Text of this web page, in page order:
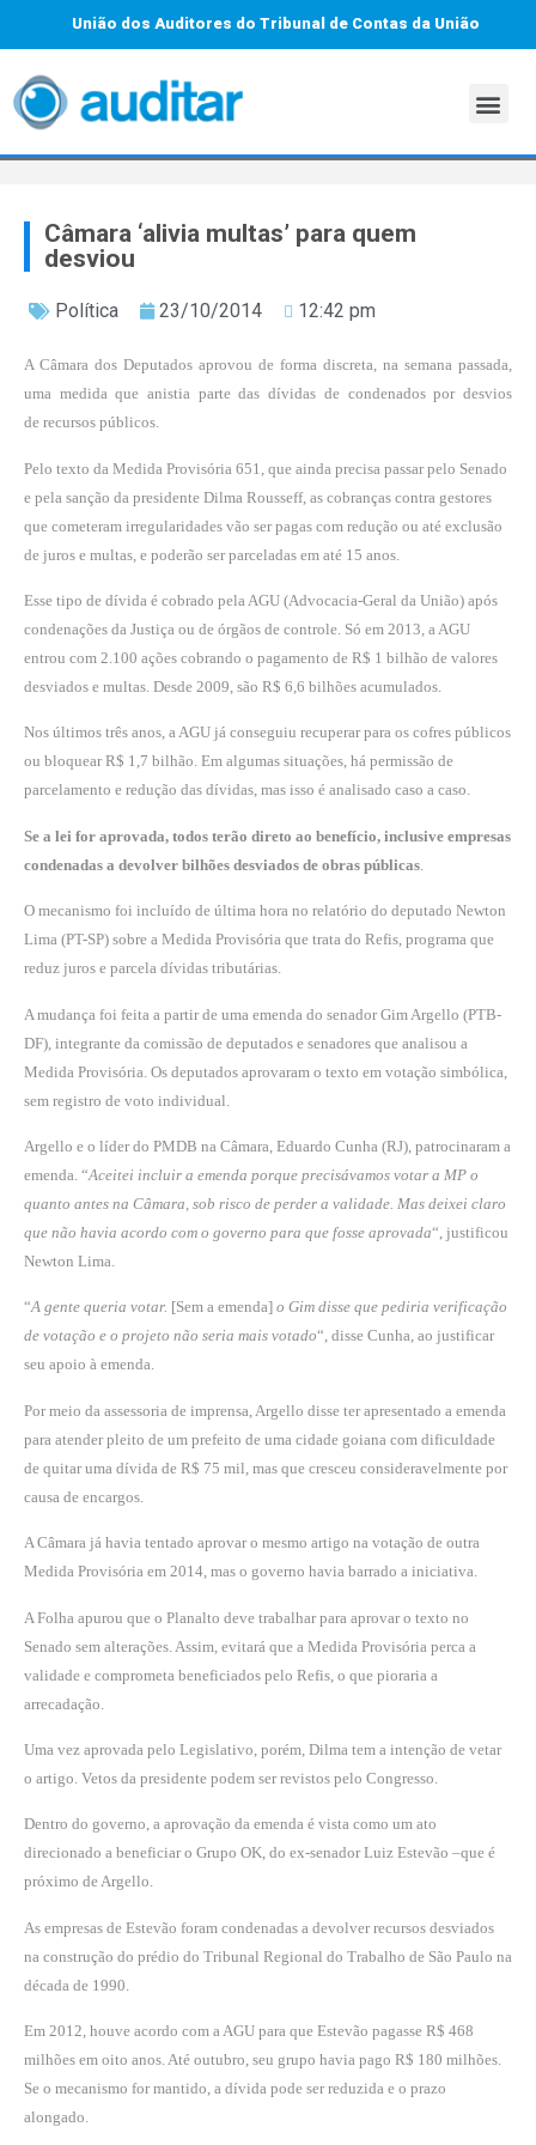
União dos Auditores do Tribunal de Contas da União
Câmara ‘alivia multas’ para quem
desviou
Política 23/10/2014 12:42 pm
A Câmara dos Deputados aprovou de forma discreta, na semana passada,
uma medida que anistia parte das dívidas de condenados por desvios
de recursos públicos.
Pelo texto da Medida Provisória 651, que ainda precisa passar pelo Senado
e pela sanção da presidente Dilma Rousseff, as cobranças contra gestores
que cometeram irregularidades vão ser pagas com redução ou até exclusão
de juros e multas, e poderão ser parceladas em até 15 anos.
Esse tipo de dívida é cobrado pela AGU (Advocacia-Geral da União) após
condenações da Justiça ou de órgãos de controle. Só em 2013, a AGU
entrou com 2.100 ações cobrando o pagamento de R$ 1 bilhão de valores
desviados e multas. Desde 2009, são R$ 6,6 bilhões acumulados.
Nos últimos três anos, a AGU já conseguiu recuperar para os cofres públicos
ou bloquear R$ 1,7 bilhão. Em algumas situações, há permissão de
parcelamento e redução das dívidas, mas isso é analisado caso a caso.
Se a lei for aprovada, todos terão direto ao benefício, inclusive empresas
condenadas a devolver bilhões desviados de obras públicas
O mecanismo foi incluído de última hora no relatório do deputado Newton
Lima (PT-SP) sobre a Medida Provisória que trata do Refis, programa que
reduz juros e parcela dívidas tributárias.
A mudança foi feita a partir de uma emenda do senador Gim Argello (PTB-
DF), integrante da comissão de deputados e senadores que analisou a
Medida Provisória. Os deputados aprovaram o texto em votação simbólica,
sem registro de voto individual.
Argello e o líder do PMDB na Câmara, Eduardo Cunha (RJ), patrocinaram a
emenda. “Aceitei incluir a emenda porque precisávamos votar a MP o
quanto antes na Câmara, sob risco de perder a validade. Mas deixei claro
que não havia acordo com o governo para que fosse aprovada“, justificou
Newton Lima.
“A gente queria votar. [Sem a emenda] o Gim disse que pediria verificação
de votação e o projeto não seria mais votado“, disse Cunha, ao justificar
seu apoio à emenda.
Por meio da assessoria de imprensa, Argello disse ter apresentado a emenda
para atender pleito de um prefeito de uma cidade goiana com dificuldade
de quitar uma dívida de R$ 75 mil, mas que cresceu consideravelmente por
causa de encargos.
A Câmara já havia tentado aprovar o mesmo artigo na votação de outra
Medida Provisória em 2014, mas o governo havia barrado a iniciativa.
A Folha apurou que o Planalto deve trabalhar para aprovar o texto no
Senado sem alterações. Assim, evitará que a Medida Provisória perca a
validade e comprometa beneficiados pelo Refis, o que pioraria a
arrecadação.
Uma vez aprovada pelo Legislativo, porém, Dilma tem a intenção de vetar
o artigo. Vetos da presidente podem ser revistos pelo Congresso.
Dentro do governo, a aprovação da emenda é vista como um ato
direcionado a beneficiar o Grupo OK, do ex-senador Luiz Estevão –que é
próximo de Argello.
As empresas de Estevão foram condenadas a devolver recursos desviados
na construção do prédio do Tribunal Regional do Trabalho de São Paulo na
década de 1990.
Em 2012, houve acordo com a AGU para que Estevão pagasse R$ 468
milhões em oito anos. Até outubro, seu grupo havia pago R$ 180 milhões.
Se o mecanismo for mantido, a dívida pode ser reduzida e o prazo
alongado.